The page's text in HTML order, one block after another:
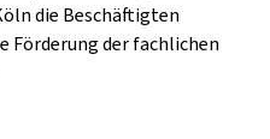
die Beschäftigten
Förderung der fachlichen